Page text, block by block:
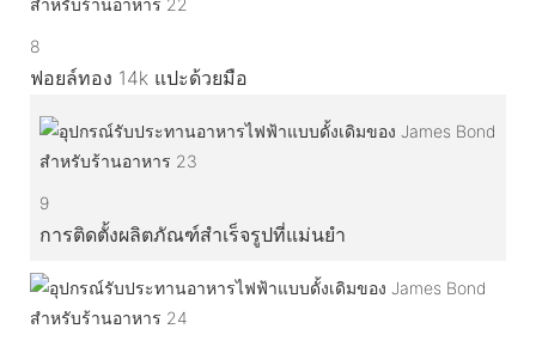
8
ฟอยล์ทอง 14k แปะด้วยมือ
9
การติดตั้งผลิตภัณฑ์สำเร็จรูปที่แม่นยำ